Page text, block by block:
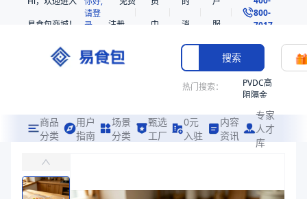
易食包商城！
请登
录
注册
中
消
息
服
务
800-
7017
搜索
热门搜索：
PVDC高
阻隔金
共挤热
收缩袋
收缩袋
商品
分类
用户
指南
场景
分类
甄选
工厂
0元
入驻
内容
资讯
专家
人才
库
主要用于盛装水果、沙拉、零食等食物的包装
易食包（EPAK）专注于PET高透明连体沙拉盒161466包装，提供详尽